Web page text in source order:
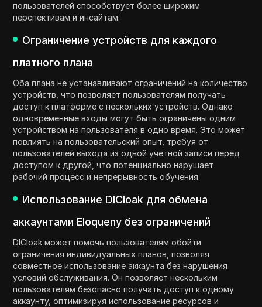
пользователей способствует более широким
перспективам и инсайтам.
Ограничение устройств для каждого
платного плана
Оба плана не устанавливают ограничений на количество
устройств, что позволяет пользователям получать
доступ к платформе с нескольких устройств. Однако
одновременные входы могут быть ограничены одним
устройством на пользователя в одно время. Это может
повлиять на пользовательский опыт, требуя от
пользователей выхода из одной учетной записи перед
доступом к другой, что потенциально нарушает
рабочий процесс и непрерывность обучения.
Использование DICloak для обмена
аккаунтами Eloqueny без ограничений
DICloak может помочь пользователям обойти
ограничения индивидуальных планов, позволяя
совместное использование аккаунта без нарушения
условий обслуживания. Он позволяет нескольким
пользователям безопасно получать доступ к одному
аккаунту, оптимизируя использование ресурсов и